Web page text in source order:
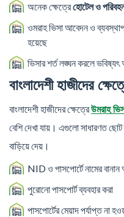
অনেক ক্ষেত্রেহোটেল ও
ওমরাহ ভিসা আবেদন ও
হয়েছে
ভিসার শর্ত লঙ্ঘন করলে
বাংলাদেশী হাজীদের
বাংলাদেশী হাজীদের ক্ষেত্রেউমরাহ
বেশি দেখা যায়। এগুলো সাধারণত
বাড়িয়ে দেয়।
NID ও পাসপোর্টে নামের বানান
পুরোনো পাসপোর্ট ব্যবহার করা
পাসপোর্টের মেয়াদ পর্যাপ্ত না